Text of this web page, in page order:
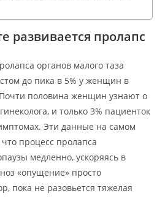
развивается пролапс
органов малого таза
до пика в 5% у женщин в
Почти половина женщин узнают о
и только 3% пациенток
Эти данные на самом
процесс пролапса
медленно, ускоряясь в
«опущение» просто
пока не разовьется тяжелая